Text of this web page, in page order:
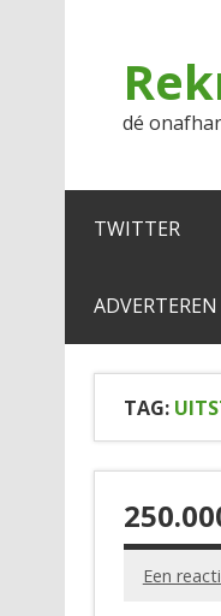
dé
TWITTER
ADVERTEREN
TAG:
Een